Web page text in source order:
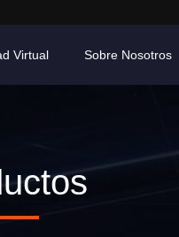
Virtual Sobre Nosotros